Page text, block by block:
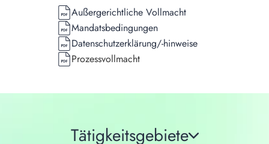
Außergerichtliche Vollmacht
Mandatsbedingungen
Datenschutzerklärung/-hinweise
Prozessvollmacht
Tätigkeitsgebiete